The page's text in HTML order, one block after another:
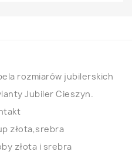
rozmiarów jubilerskich
Jubiler Cieszyn.
złota,srebra
złota i srebra